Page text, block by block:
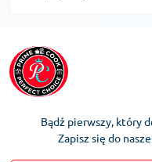
Bądź pierwszy, który
Zapisz się do